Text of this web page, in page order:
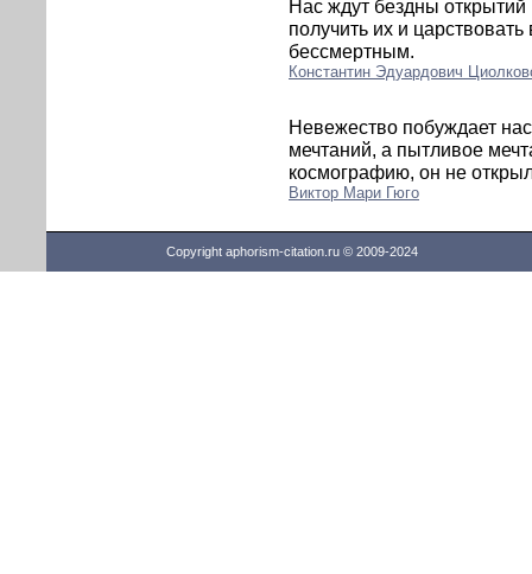
Нас ждут бездны
получить их и
бессмертным.
Константин Эдуардович
Невежество побуждает
мечтаний, а пытливое
космографию, он не
Виктор Мари Гюго
Copyright aphorism-citation.ru © 2009-2024